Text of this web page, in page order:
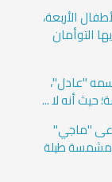
الأربعة،
التوأمان
"عادل"،
حيث أنه لا ...
"ماجي"
طيلة